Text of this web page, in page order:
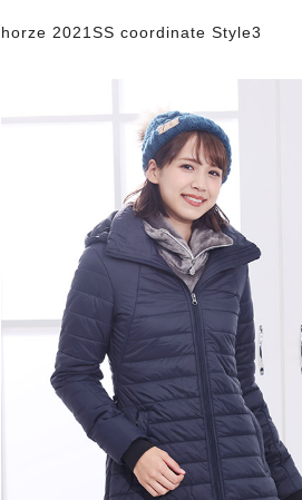
horze 2021SS coordinate Style3